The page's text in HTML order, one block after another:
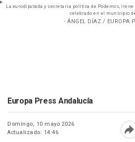
La eurodiputada y secretaria política de Podemos,
celebrado en el municipio
- ÁNGEL DÍAZ / EUROPA
Europa Press Andalucía
Domingo, 10 mayo 2026
Actualizado: 14:46